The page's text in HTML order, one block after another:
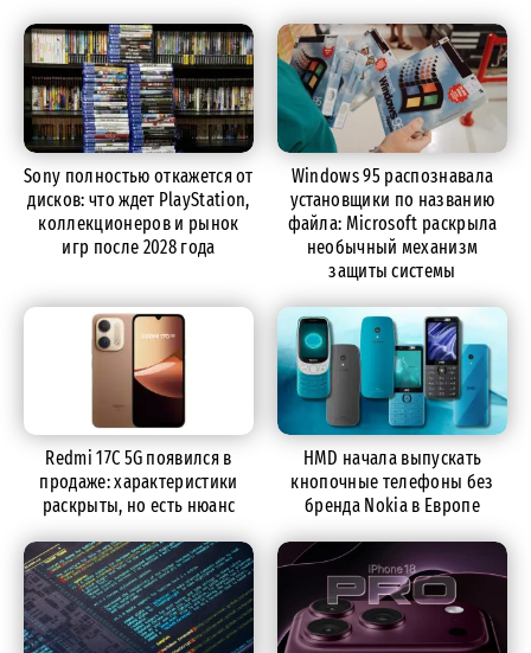
Sony полностью откажется от
дисков: что ждет PlayStation,
коллекционеров и рынок
игр после 2028 года
Windows 95 распознавала
установщики по названию
файла: Microsoft раскрыла
необычный механизм
защиты системы
Redmi 17C 5G появился в
продаже: характеристики
раскрыты, но есть нюанс
HMD начала выпускать
кнопочные телефоны без
бренда Nokia в Европе